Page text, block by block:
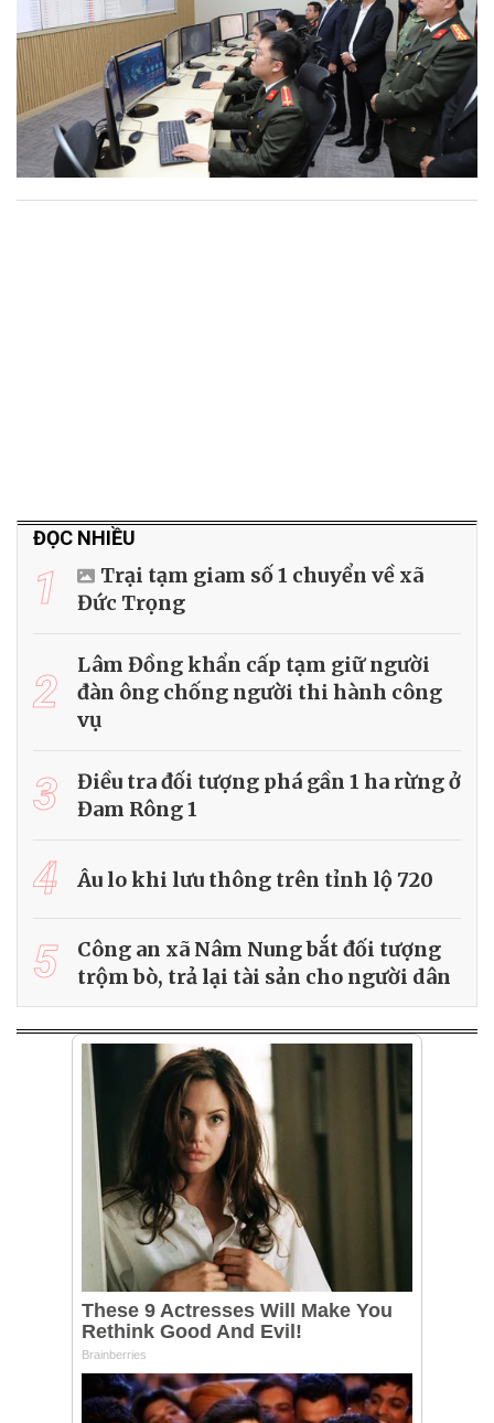
ĐỌC NHIỀU
1
Trại tạm giam số 1 chuyển về xã
Đức Trọng
2
Lâm Đồng khẩn cấp tạm giữ người
đàn ông chống người thi hành công
vụ
3
Điều tra đối tượng phá gần 1 ha rừng ở
Đam Rông 1
4 Âu lo khi lưu thông trên tỉnh lộ 720
5
Công an xã Nâm Nung bắt đối tượng
trộm bò, trả lại tài sản cho người dân